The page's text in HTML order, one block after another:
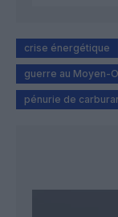
crise énergétique
guerre au Moyen-
pénurie de